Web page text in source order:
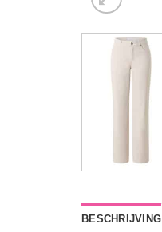
BESCHRIJVING